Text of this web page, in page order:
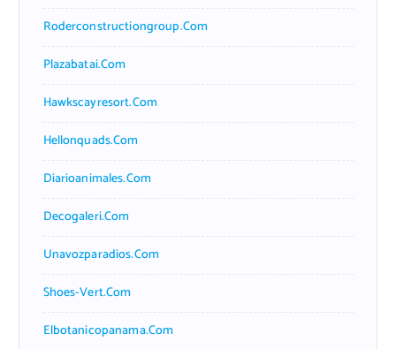
Roderconstructiongroup.com
Plazabatai.com
Hawkscayresort.com
Hellonquads.com
Diarioanimales.com
Decogaleri.com
Unavozparadios.com
Shoes-Vert.com
Elbotanicopanama.com